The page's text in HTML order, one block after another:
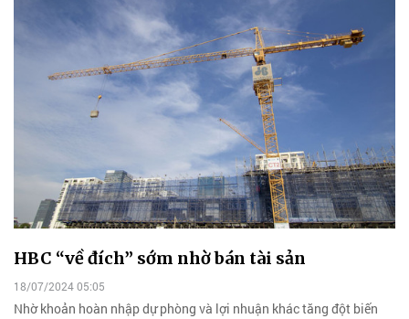
HBC “về đích” sớm nhờ bán tài sản
18/07/2024 05:05
Nhờ khoản hoàn nhập dự phòng và lợi nhuận khác tăng đột biến